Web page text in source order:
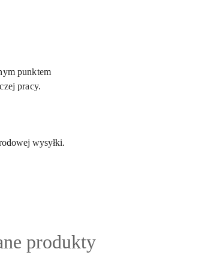
punktem
pracy.
wysyłki.
produkty